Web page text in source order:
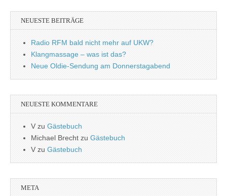
NEUESTE BEITRÄGE
Radio RFM bald nicht mehr auf UKW?
Klangmassage – was ist das?
Neue Oldie-Sendung am Donnerstagabend
NEUESTE KOMMENTARE
V zu Gästebuch
Michael Brecht zu Gästebuch
Vzu Gästebuch
META